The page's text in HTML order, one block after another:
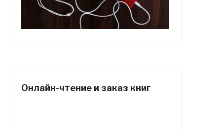
Онлайн-чтение и заказ книг